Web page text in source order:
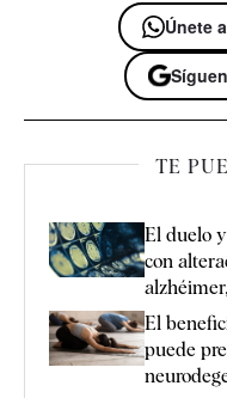
Únete
TE
El duelo
con
El
puede